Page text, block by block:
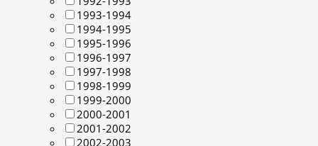
1993-1994
1994-1995
1995-1996
1996-1997
1997-1998
1998-1999
1999-2000
2000-2001
2001-2002
2002-2003